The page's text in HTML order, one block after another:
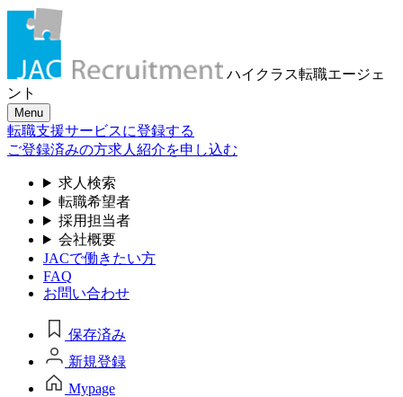
ハイクラス転職エージェ
ント
Menu
転職支援サービスに登録する
ご登録済みの方求人紹介を申し込む
求人検索
転職希望者
採用担当者
会社概要
JACで働きたい方
FAQ
お問い合わせ
保存済み
新規登録
Mypage